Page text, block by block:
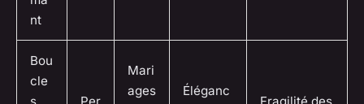
nt
Bou
cle
s
Per
Mari
ages
Éléganc
Fragilité des